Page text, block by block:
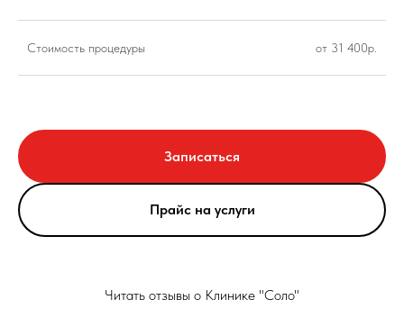
Стоимость процедуры от 31 400р.
Записаться
Прайс на услуги
Читать отзывы о Клинике "Соло"